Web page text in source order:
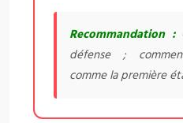
Recommandation :
défense ;
comme la première